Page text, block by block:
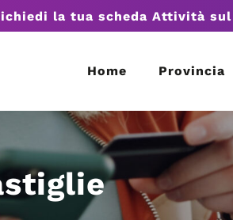
la tua scheda Attività
Home Provincia